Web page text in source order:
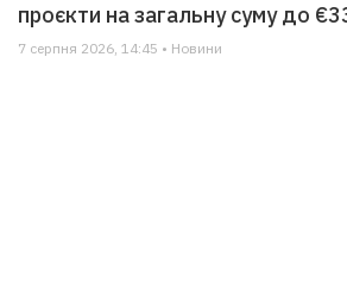
проєкти на загальну суму до
7 серпня 2026, 14:45 • Новини